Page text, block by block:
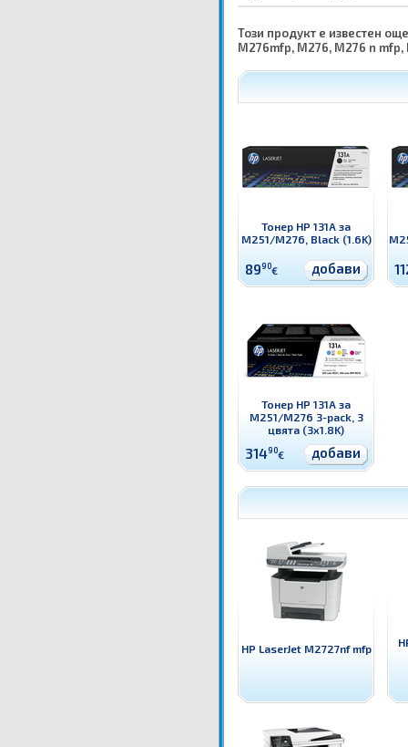
Този продукт е известен
M276mfp, M276, M276 n mfp,
Тонер HP 131A за
M251/M276, Black (1.6K)
8990€ добави
Тонер HP 131A за
M251/M276 3-pack, 3
цвята (3x1.8K)
31490€ добави
HP LaserJet M2727nf mfp